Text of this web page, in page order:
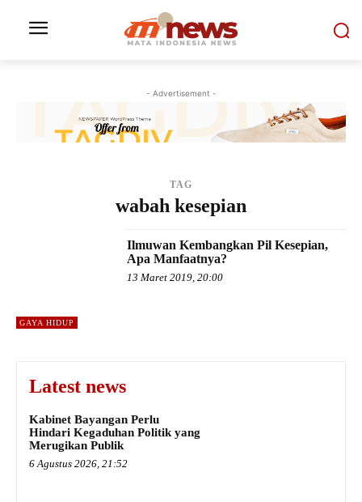
- Advertisement -
TAG
wabah kesepian
GAYA HIDUP
Ilmuwan Kembangkan Pil Kesepian,
Apa Manfaatnya?
13 Maret 2019, 20:00
Latest news
Kabinet Bayangan Perlu
Hindari Kegaduhan Politik yang
Merugikan Publik
6 Agustus 2026, 21:52